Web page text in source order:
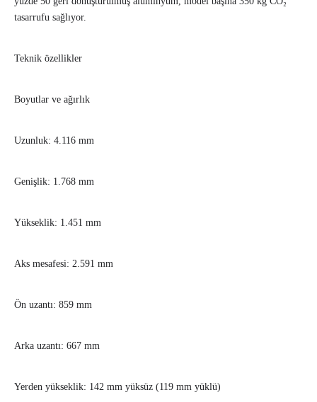
tasarrufu sağlıyor.
Teknik özellikler
Boyutlar ve ağırlık
Uzunluk: 4.116 mm
Genişlik: 1.768 mm
Yükseklik: 1.451 mm
Aks mesafesi: 2.591 mm
Ön uzantı: 859 mm
Arka uzantı: 667 mm
Yerden yükseklik: 142 mm yüksüz (119 mm yüklü)